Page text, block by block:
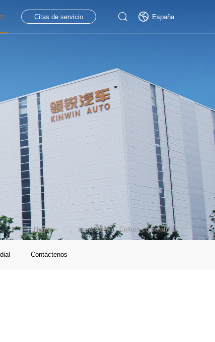
Citas de servicio España
Contáctenos
Hogar acerca de Cultura corporativa